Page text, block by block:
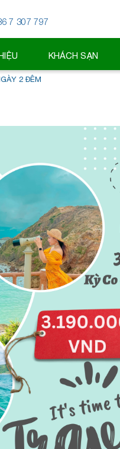
7 307 797
KHÁCH SẠN
2 ĐÊM